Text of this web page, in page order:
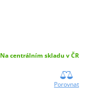
Na centrálním skladu v ČR
Porovnat